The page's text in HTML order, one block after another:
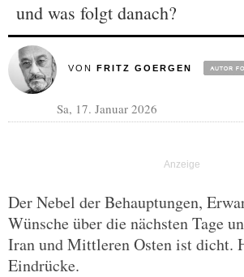
und was folgt danach?
VON FRITZ GOERGEN
Sa, 17. Januar 2026
Der Nebel der Behauptungen,
Wünsche über die nächsten Tage
Iran und Mittleren Osten ist dicht.
Eindrücke.